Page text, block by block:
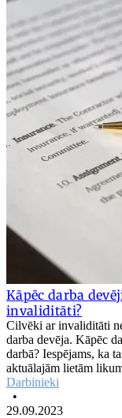
Kāpēc darba
invaliditāti?
Cilvēki ar invaliditāti
darba devēja. Kāpēc
darbā? Iespējams, ka
aktuālajām lietām
Darbinieki
•
29.09.2023